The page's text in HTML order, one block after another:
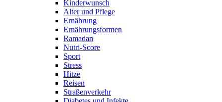
Kinderwunsch
Alter und Pflege
Ernährung
Ernährungsformen
Ramadan
Nutri-Score
Sport
Stress
Hitze
Reisen
Straßenverkehr